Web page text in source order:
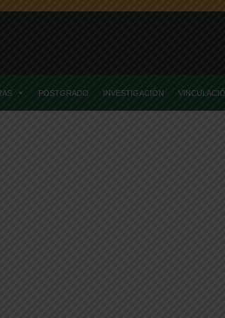
POSTGRADO INVESTIGACIÓN